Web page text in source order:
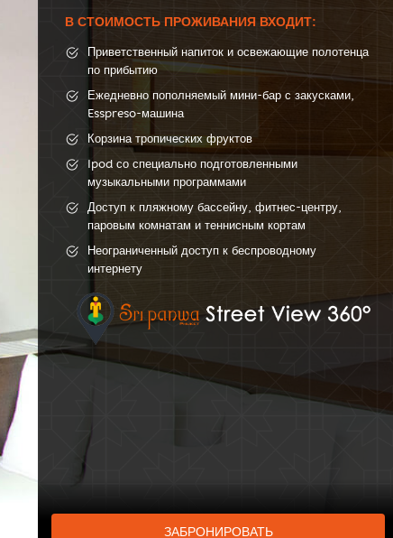
В СТОИМОСТЬ ПРОЖИВАНИЯ ВХОДИТ:
Приветственный напиток и освежающие полотенца
по прибытию
Ежедневно пополняемый мини-бар с закусками,
Esspreso-машина
Корзина тропических фруктов
Ipod со специально подготовленными
музыкальными программами
Доступ к пляжному бассейну, фитнес-центру,
паровым комнатам и теннисным кортам
Неограниченный доступ к беспроводному
интернету
ЗАБРОНИРОВАТЬ